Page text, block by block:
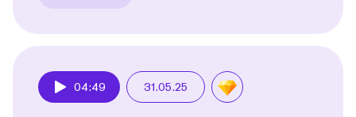
04:49 31.05.25